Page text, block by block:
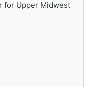
for Upper Midwest